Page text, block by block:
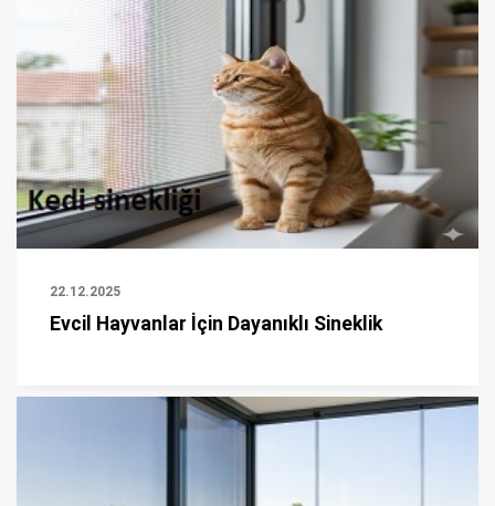
22.12.2025
Evcil Hayvanlar İçin Dayanıklı Sineklik